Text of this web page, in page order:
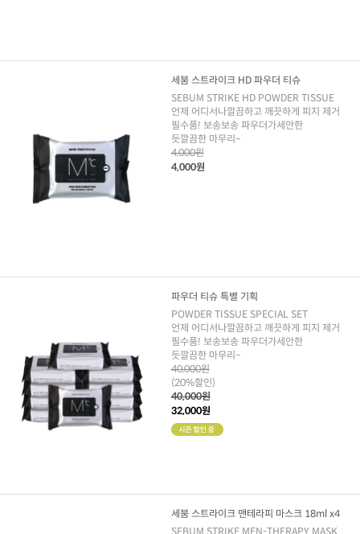
세붐 스트라이크 HD 파우더 티슈
SEBUM STRIKE HD POWDER TISSUE
언제 어디서나깔끔하고 깨끗하게 피지 제거
필수품! 보송보송 파우더가세안한
듯깔끔한 마무리~
4,000원
4,000원
파우더 티슈 특별 기획
POWDER TISSUE SPECIAL SET
언제 어디서나깔끔하고 깨끗하게 피지 제거
필수품! 보송보송 파우더가세안한
듯깔끔한 마무리~
40,000원
(20%할인)
40,000원
32,000원
세붐 스트라이크 맨테라피 마스크 18ml x4
SEBUM STRIKE MEN-THERAPY MASK